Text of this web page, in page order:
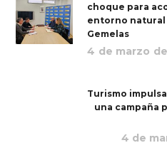
choque para
entorno natural
Gemelas
4 de marzo
Turismo
una campaña
4 de